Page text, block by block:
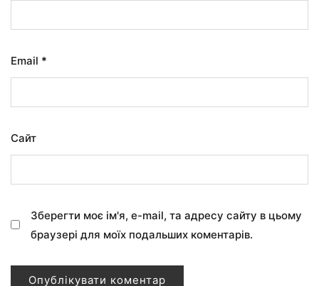
Email *
Сайт
Зберегти моє ім'я, e-mail, та адресу сайту в цьому
браузері для моїх подальших коментарів.